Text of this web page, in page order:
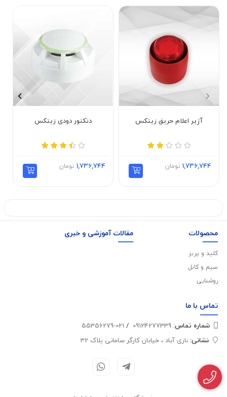
آژیر اعلام حریق زیتکس
1,736,744 تومان
دتکتور دودی زیتکس
1,736,744 تومان
محصولات
کلید و پریز
سیم و کابل
روشنایی
مقالات آموزشی و خبری
تماس با ما
شماره تماس‌: /
021-55356279
نشانی: نازی آباد ، خیابان کارگر سامانی پلاک 32